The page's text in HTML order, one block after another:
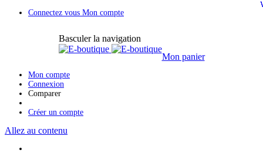
Connectez vous Mon compte
Basculer la navigation
Mon panier
Mon compte
Connexion
Comparer
Créer un compte
Allez au contenu